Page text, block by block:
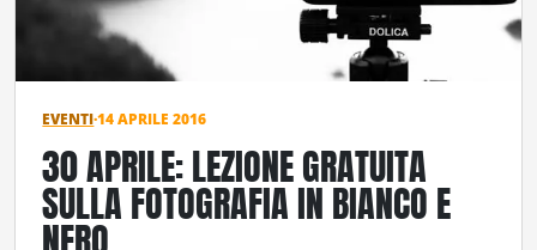
EVENTI·14 APRILE 2016
30 APRILE: LEZIONE GRATUITA
SULLA FOTOGRAFIA IN BIANCO E